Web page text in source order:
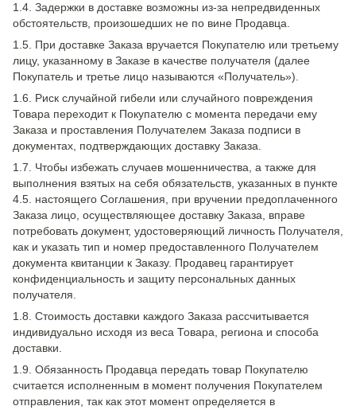
1.4. Задержки в доставке возможны из-за непредвиденных
обстоятельств, произошедших не по вине Продавца.
1.5. При доставке Заказа вручается Покупателю или третьему
лицу, указанному в Заказе в качестве получателя (далее
Покупатель и третье лицо называются «Получатель»).
1.6. Риск случайной гибели или случайного повреждения
Товара переходит к Покупателю с момента передачи ему
Заказа и проставления Получателем Заказа подписи в
документах, подтверждающих доставку Заказа.
1.7. Чтобы избежать случаев мошенничества, а также для
выполнения взятых на себя обязательств, указанных в пункте
4.5. настоящего Соглашения, при вручении предоплаченного
Заказа лицо, осуществляющее доставку Заказа, вправе
потребовать документ, удостоверяющий личность Получателя,
как и указать тип и номер предоставленного Получателем
документа квитанции к Заказу. Продавец гарантирует
конфиденциальность и защиту персональных данных
получателя.
1.8. Стоимость доставки каждого Заказа рассчитывается
индивидуально исходя из веса Товара, региона и способа
доставки.
1.9. Обязанность Продавца передать товар Покупателю
считается исполненным в момент получения Покупателем
отправления, так как этот момент определяется в